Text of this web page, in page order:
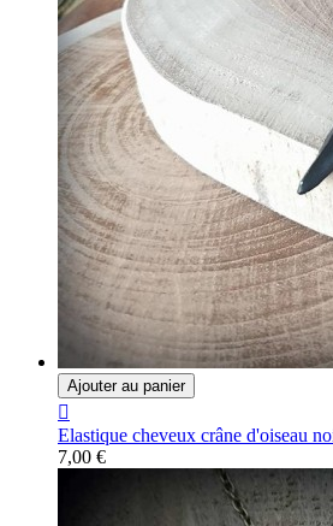
Ajouter au panier

Elastique cheveux crâne d'oiseau
7,00 €